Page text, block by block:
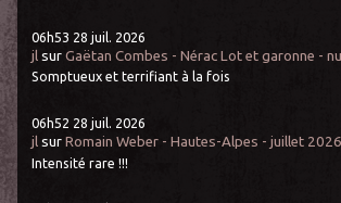
06h53 28 juil. 2026
jl surGaëtan Combes - Nérac Lot et garonne -
Somptueux et terrifiant à la fois
06h52 28 juil. 2026
jl surRomain Weber - Hautes-Alpes - juillet 2026
Intensité rare !!!